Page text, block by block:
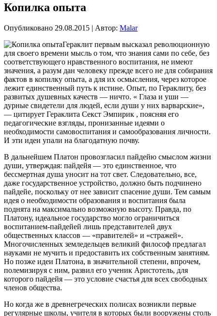
Копилка опыта
Опубликовано 29.08.2015 | Автор: Malar
Гераклит первым высказал революционную
для своего времени мысль о том, что знания сами по себе, без
соответствующего нравственного воспитания, не имеют
значения, а разум дан человеку прежде всего не для собирания
фактов в копилку опыта, а для их осмысления, через которое
лежит единственный путь к истине. Опыт, по Гераклиту, без
развитых душевных качеств — ничто. « Глаза и уши —
дурные свидетели для людей, если души у них варварские»,
— цитирует Гераклита Секст Эмпирик , поясняя его
педагогические взгляды, пронизанные идеями о
необходимости самовоспитания и самообразования личности.
И эти идеи упали на благодатную почву.
В дальнейшем Платон провозгласил пайдейю смыслом жизни
души, утверждая: пайдейя — это единственное, что
бессмертная душа уносит на тот свет. Следовательно, все,
даже государственное устройство, должно быть подчинено
пайдейе, поскольку от нее зависит спасение души. Тем самым
идея о необходимости образования и воспитания была
поднята на максимально возможную высоту. Правда, по
Платону, идеальное государство могло ограничиться
воспитанием-пайдейей лишь представителей двух
общественных классов — «правителей» и «стражей».
Многочисленных земледельцев великий философ предлагал
науками не мучить и предоставить их собственным занятиям.
Но позже идеи Платона, в значительной степени, впрочем,
полемизируя с ним, развил его ученик Аристотель, для
которого пайдейя — это условие счастья для всех свободных
членов общества.
Но когда же в древнегреческих полисах возникли первые
регулярные школы, учителя в которых были вооружены столь